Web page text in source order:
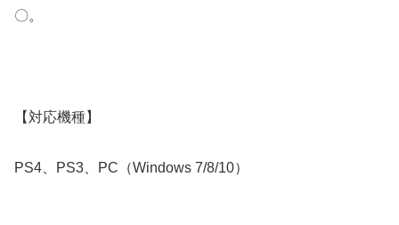
〇。
【対応機種】
PS4、PS3、PC（Windows 7/8/10）